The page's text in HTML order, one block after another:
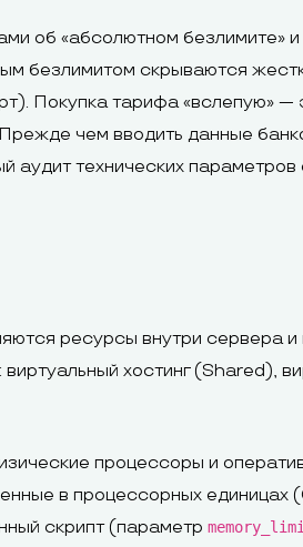
об «абсолютном безлимите» и
безлимитом скрываются
Покупка тарифа «вслепую»
чем вводить данные
технических
ресурсы внутри сервера и
хостинг (Shared),
процессоры и
в процессорных единицах
скрипт (параметр